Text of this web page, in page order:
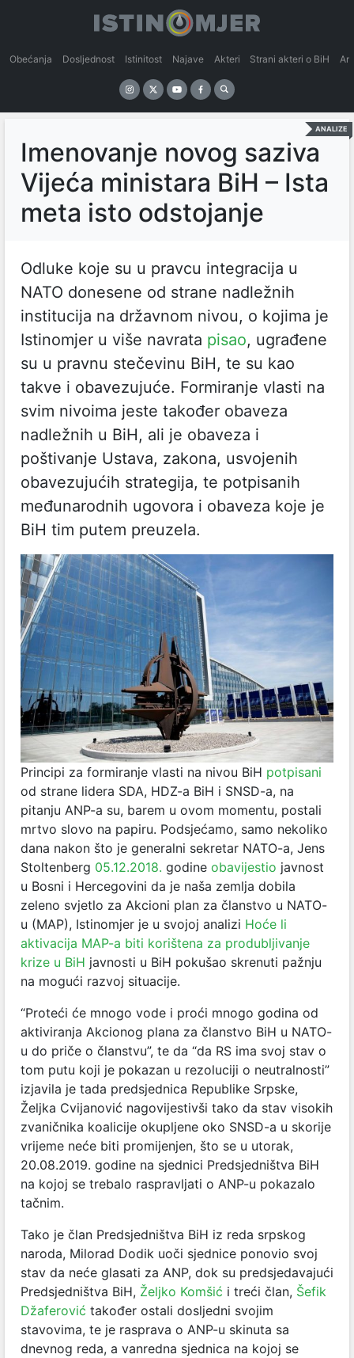
Obećanja Dosljednost Istinitost Najave Akteri Strani akteri o BiH
ANALIZE
Imenovanje novog saziva
Vijeća ministara BiH – Ista
meta isto odstojanje
Odluke koje su u pravcu integracija u
NATO donesene od strane nadležnih
institucija na državnom nivou, o kojima je
Istinomjer u više navrata pisao, ugrađene
su u pravnu stečevinu BiH, te su kao
takve i obavezujuće. Formiranje vlasti na
svim nivoima jeste također obaveza
nadležnih u BiH, ali je obaveza i
poštivanje Ustava, zakona, usvojenih
obavezujućih strategija, te potpisanih
međunarodnih ugovora i obaveza koje je
BiH tim putem preuzela.
Principi za formiranje vlasti na nivou BiH potpisani
od strane lidera SDA, HDZ-a BiH i SNSD-a, na
pitanju ANP-a su, barem u ovom momentu, postali
mrtvo slovo na papiru. Podsjećamo, samo nekoliko
dana nakon što je generalni sekretar NATO-a, Jens
Stoltenberg 05.12.2018. godine obavijestio javnost
u Bosni i Hercegovini da je naša zemlja dobila
zeleno svjetlo za Akcioni plan za članstvo u NATO-
u (MAP), Istinomjer je u svojoj analizi Hoće li
aktivacija MAP-a biti korištena za produbljivanje
krize u BiH javnosti u BiH pokušao skrenuti pažnju
na mogući razvoj situacije.
“Proteći će mnogo vode i proći mnogo godina od
aktiviranja Akcionog plana za članstvo BiH u NATO-
u do priče o članstvu”, te da “da RS ima svoj stav o
tom putu koji je pokazan u rezoluciji o neutralnosti”
izjavila je tada predsjednica Republike Srpske,
Željka Cvijanović nagovijestivši tako da stav visokih
zvaničnika koalicije okupljene oko SNSD-a u skorije
vrijeme neće biti promijenjen, što se u utorak,
20.08.2019. godine na sjednici Predsjedništva BiH
na kojoj se trebalo raspravljati o ANP-u pokazalo
tačnim.
Tako je član Predsjedništva BiH iz reda srpskog
naroda, Milorad Dodik uoči sjednice ponovio svoj
stav da neće glasati za ANP, dok su predsjedavajući
Predsjedništva BiH, Željko Komšić i treći član, Šefik
Džaferović također ostali dosljedni svojim
stavovima, te je rasprava o ANP-u skinuta sa
dnevnog reda, a vanredna sjednica na kojoj se